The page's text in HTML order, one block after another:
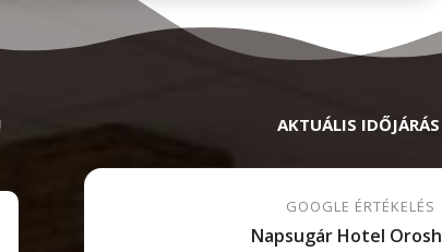
AKTUÁLIS IDŐJÁRÁS
GOOGLE ÉRTÉKELÉS
Napsugár Hotel